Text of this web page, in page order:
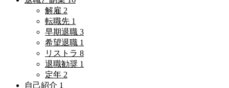
解雇 2
転職先 1
早期退職 3
希望退職 1
リストラ 8
退職勧奨 1
定年 2
自己紹介 1